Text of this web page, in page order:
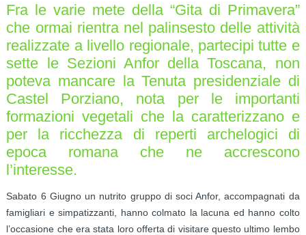
Fra le varie mete della “Gita di Primavera”
che ormai rientra nel palinsesto delle attività
realizzate a livello regionale, partecipi tutte e
sette le Sezioni Anfor della Toscana, non
poteva mancare la Tenuta presidenziale di
Castel Porziano, nota per le importanti
formazioni vegetali che la caratterizzano e
per la ricchezza di reperti archelogici di
epoca romana che ne accrescono
l’interesse.
Sabato 6 Giugno un nutrito gruppo di soci Anfor, accompagnati da
famigliari e simpatizzanti, hanno colmato la lacuna ed hanno colto
l’occasione che era stata loro offerta di visitare questo ultimo lembo